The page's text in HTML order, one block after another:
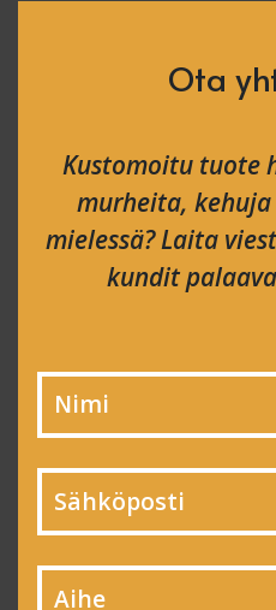
Ota
Kustomoitu tuote
murheita,
mielessä? Laita
kundit